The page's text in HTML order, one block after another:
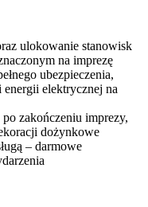
ulokowanie stanowisk
na imprezę
ubezpieczenia,
energii elektrycznej na
zakończeniu imprezy,
dożynkowe
– darmowe